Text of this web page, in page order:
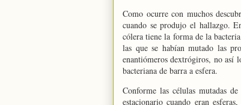
Como ocurre con muchos
cuando se produjo el hallazgo.
cólera tiene la forma de la
las que se habían mutado las
enantiómeros dextrógiros, no así
bacteriana de barra a esfera.
Conforme las células mutadas de
estacionario cuando eran